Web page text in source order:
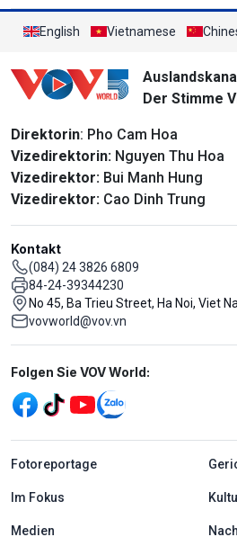
English Vietnamese
Der Stimme
Direktorin: Pho Cam Hoa
Vizedirektorin: Nguyen Thu Hoa
Vizedirektor: Bui Manh Hung
Vizedirektor: Cao Dinh Trung
Kontakt
(084) 24 3826 6809
84-24-39344230
No 45, Ba Trieu Street, Ha Noi, Viet
vovworld@vov.vn
Mạng xã hội
Folgen Sie VOV World:
menu footer tiếng
Fotoreportage
Im Fokus
Medien